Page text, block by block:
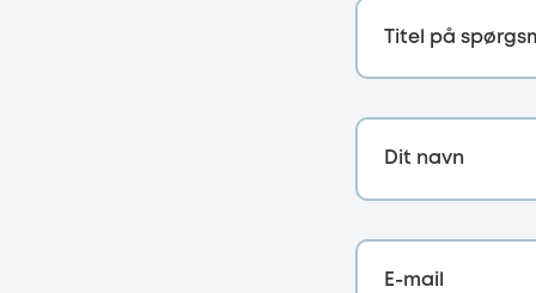
Titel på
Dit navn
E-mail